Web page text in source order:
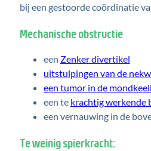
bij een gestoorde coördinatie
Mechanische obstructie
een Zenker divertikel
uitstulpingen van de
een tumor in de
een te krachtig werkende
een vernauwing in de
Te weinig spierkracht: